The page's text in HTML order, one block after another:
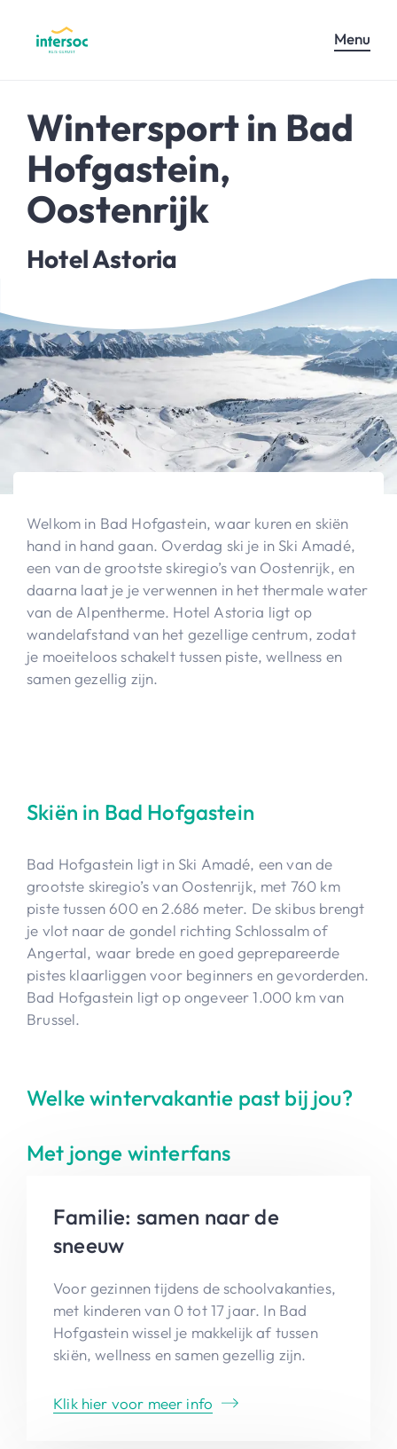
Menu
Wintersport in Bad
Hofgastein,
Oostenrijk
Hotel Astoria
Welkom in Bad Hofgastein, waar kuren en skiën
hand in hand gaan. Overdag ski je in Ski Amadé,
een van de grootste skiregio’s van Oostenrijk, en
daarna laat je je verwennen in het thermale water
van de Alpentherme. Hotel Astoria ligt op
wandelafstand van het gezellige centrum, zodat
je moeiteloos schakelt tussen piste, wellness en
samen gezellig zijn.
Skiën in Bad Hofgastein
Bad Hofgastein ligt in Ski Amadé, een van de
grootste skiregio’s van Oostenrijk, met 760 km
piste tussen 600 en 2.686 meter. De skibus brengt
je vlot naar de gondel richting Schlossalm of
Angertal, waar brede en goed geprepareerde
pistes klaarliggen voor beginners en gevorderden.
Bad Hofgastein ligt op ongeveer 1.000 km van
Brussel.
Welke wintervakantie past bij jou?
Met jonge winterfans
Familie: samen naar de
sneeuw
Voor gezinnen tijdens de schoolvakanties,
met kinderen van 0 tot 17 jaar. In Bad
Hofgastein wissel je makkelijk af tussen
skiën, wellness en samen gezellig zijn.
Klik hier voor meer info